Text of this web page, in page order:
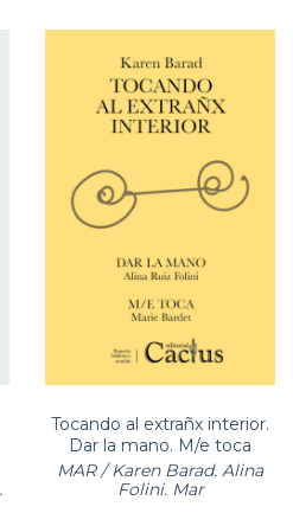
Tocando al extrañx interior.
Dar la mano. M/e toca
MAR / Karen Barad. Alina
Folini. Mar